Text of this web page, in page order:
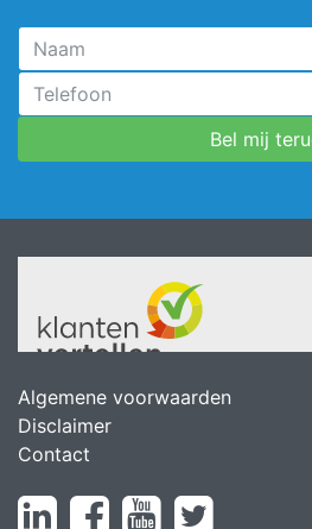
Algemene voorwaarden
Disclaimer
Contact